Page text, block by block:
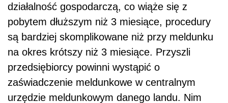
działalność gospodarczą, co wiąże się z
pobytem dłuższym niż 3 miesiące, procedury
są bardziej skomplikowane niż przy meldunku
na okres krótszy niż 3 miesiące. Przyszli
przedsiębiorcy powinni wystąpić o
zaświadczenie meldunkowe w centralnym
urzędzie meldunkowym danego landu. Nim